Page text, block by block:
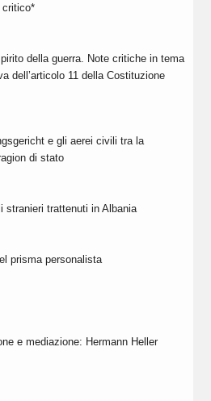
critico*
della guerra. Note critiche in tema
dell’articolo 11 della Costituzione
e gli aerei civili tra la
di stato
stranieri trattenuti in Albania
prisma personalista
e mediazione: Hermann Heller